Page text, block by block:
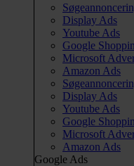
Display Ads
Youtube Ads
Google
Microsoft
Amazon Ads
Display Ads
Youtube Ads
Google
Microsoft
Amazon Ads
Google Ads